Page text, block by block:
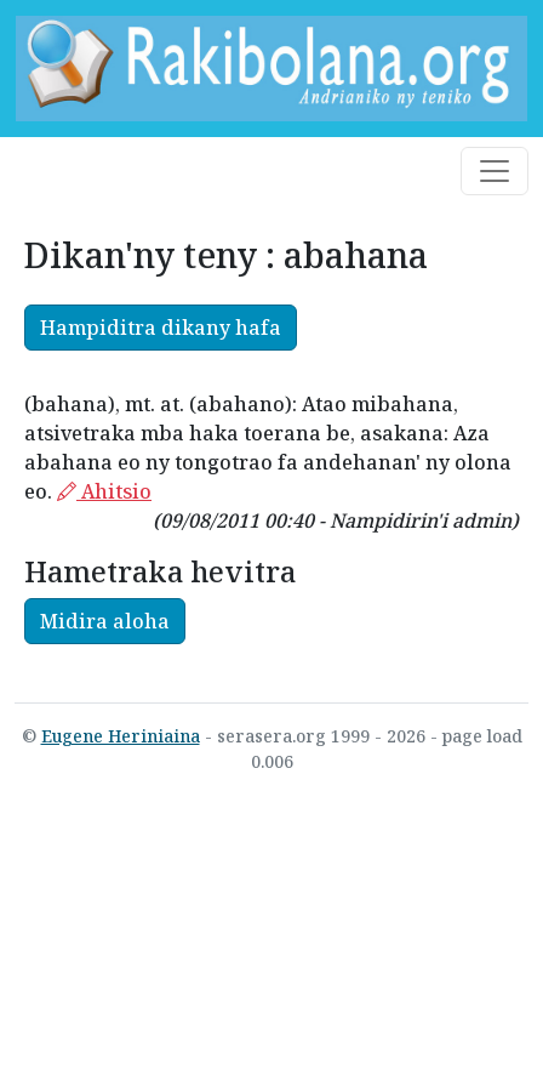
Dikan'ny teny : abahana
Hampiditra dikany hafa
(bahana), mt. at. (abahano): Atao mibahana,
atsivetraka mba haka toerana be, asakana: Aza
abahana eo ny tongotrao fa andehanan' ny olona
eo.
Ahitsio
(09/08/2011 00:40 - Nampidirin'i admin)
Hametraka hevitra
Midira aloha
© Eugene Heriniaina- serasera.org 1999 - 2026 - page load
0.006